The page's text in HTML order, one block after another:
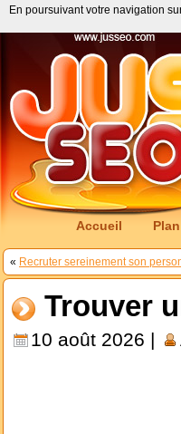
Accueil
« Recruter sereinement son
Trouver
10 août 2026 |
En poursuivant votre navigation